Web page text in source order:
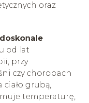
oraz
doskonale
od lat
przy
czy chorobach
ciało grubą,
temperaturę,